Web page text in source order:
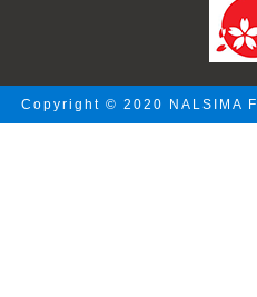
Copyright © 2020 NALSIMA